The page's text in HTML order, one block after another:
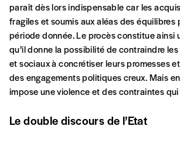
Quantité
AJOUTER
paraît dès lors indispensable car les
fragiles et soumis aux aléas des équilibres
période donnée. Le procès constitue ainsi
qu’il donne la possibilité de contraindre
et sociaux à concrétiser leurs promesses
des engagements politiques creux. Mais
impose une violence et des contraintes
Le double discours de l’Etat